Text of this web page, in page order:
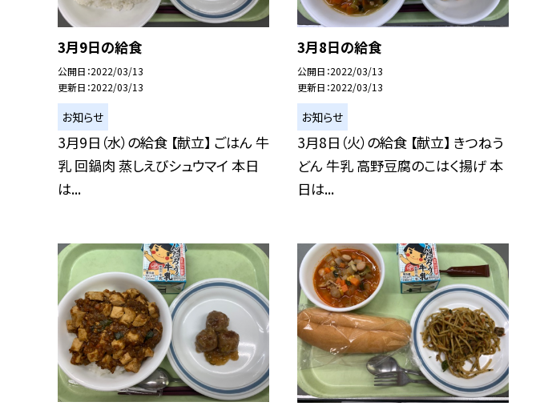
3月9日の給食
公開日 2022/03/13
更新日 2022/03/13
お知らせ
3月9日（水）の給食 【献立】 ごはん 牛
乳 回鍋肉 蒸しえびシュウマイ 本日
は...
3月8日の給食
公開日 2022/03/13
更新日 2022/03/13
お知らせ
3月8日（火）の給食 【献立】 きつねう
どん 牛乳 高野豆腐のこはく揚げ 本
日は...